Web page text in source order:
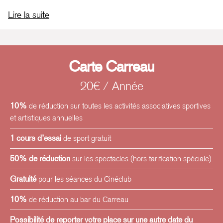
Site internet
Lire la suite
Carte Carreau
20€ / Année
10% de réduction sur toutes les activités associatives sportives
et artistiques annuelles
1 cours d’essai de sport gratuit
50% de réduction sur les spectacles (hors tarification spéciale)
Gratuitépour les séances du Cinéclub
10% de réduction au bar du Carreau
Possibilité de reporter votre place sur une autre date du